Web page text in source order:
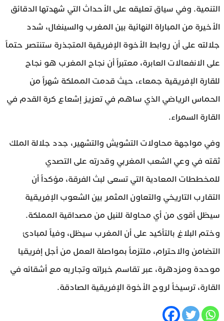
التنمية. وفي سياق تعليقه على الأحداث التي شهدتها الدقائق
الأخيرة من المباراة النهائية بين المغرب والسينغال، شدد
جلالته على أن روابط الأخوة الإفريقية المتجذرة ستنتصر حتماً
على الانفعالات العابرة، معتبراً أن نجاح المغرب هو نجاح
للقارة الإفريقية جمعاء، حيث قدمت المملكة شهراً من
الحماس الرياضي الذي ساهم في تعزيز إشعاع كرة القدم في
القارة السمراء.
وفي مواجهة محاولات التشويش والتشهير، جدد جلالة الملك
ثقته في وعي الشعب المغربي وقدرته على التصدي
للمخططات المعادية التي تسعى لبث الفرقة، مؤكداً أن
التقارب التاريخي والتعاون المثمر بين الشعوب الإفريقية
سيظل أقوى من أي محاولة للنيل من مصداقية المملكة.
وختم البلاغ بالتأكيد على أن المغرب سيظل، وفياً لمبادئ
التضامن والاحترام، ملتزماً بمواصلة العمل من أجل إفريقيا
موحدة ومزدهرة، عبر تقاسم خبراته وتجاربه مع أشقائه في
القارة، ترسيخاً لروح الأخوة الإفريقية الصادقة.